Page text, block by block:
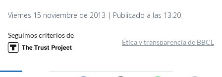
Viernes 15 noviembre de 2013 | Publicado a las 13:20
Seguimos criterios de
Ética y transparencia de BBCL